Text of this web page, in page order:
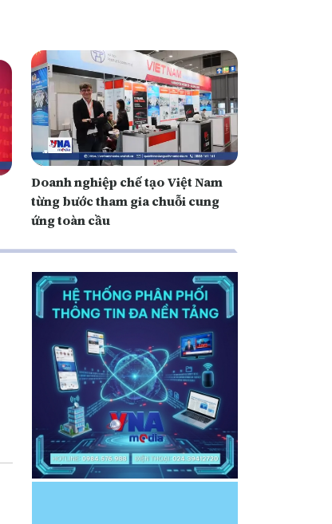
Doanh nghiệp chế tạo Việt Nam
từng bước tham gia chuỗi cung
ứng toàn cầu